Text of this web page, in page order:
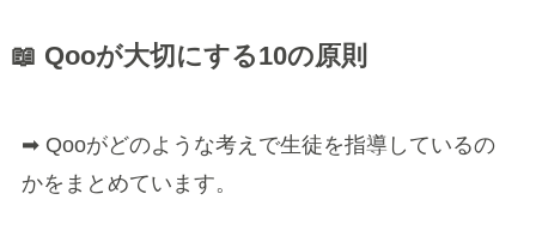
📖 Qooが大切にする10の原則
➡ Qooがどのような考えで生徒を指導しているの
かをまとめています。